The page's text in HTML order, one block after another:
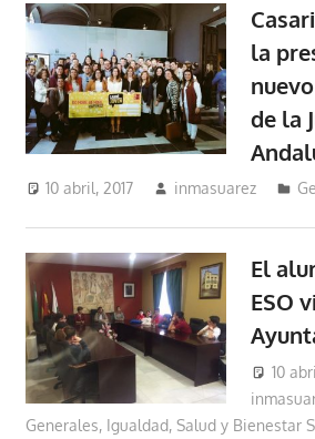
la
de la
10 abril, 2017 inmasuarez
El
ESO
10
Generales, Igualdad, Salud y Bienestar